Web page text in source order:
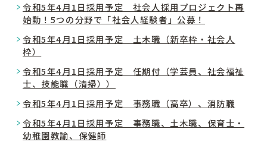
令和5年4月1日採用予定 社会人採用プロジェクト再
始動！5つの分野で「社会人経験者」公募！
令和5年4月1日採用予定 土木職（新卒枠・社会人
枠）
令和5年4月1日採用予定 任期付（学芸員、社会福祉
士、技能職（清掃））
令和5年4月1日採用予定 事務職（高卒）、消防職
令和5年4月1日採用予定 事務職、土木職、保育士・
幼稚園教諭、保健師